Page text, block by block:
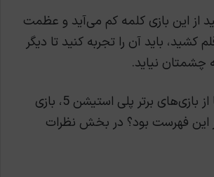
از این بازی کلمه کم می‌آید و عظمت
کشید، باید آن را تجربه کنید تا دیگر
چشمتان نیاید.
این بود فهرست ما از بازی‌های برتر پلی استیشن 5، بازی
این فهرست بود؟ در بخش نظرات